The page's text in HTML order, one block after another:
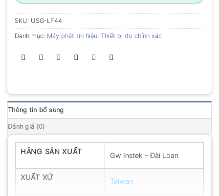
SKU: USG-LF44
Danh mục: Máy phát tín hiệu, Thiết bị đo chính xác
Thông tin bổ sung
Đánh giá (0)
HÃNG SẢN XUẤT Gw Instek – Đài Loan
XUẤT XỨ Taiwan